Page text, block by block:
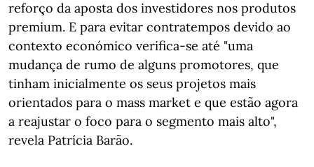
reforço da aposta dos investidores nos produtos
premium. E para evitar contratempos devido ao
contexto económico verifica-se até "uma
mudança de rumo de alguns promotores, que
tinham inicialmente os seus projetos mais
orientados para o mass market e que estão agora
a reajustar o foco para o segmento mais alto",
revela Patrícia Barão.